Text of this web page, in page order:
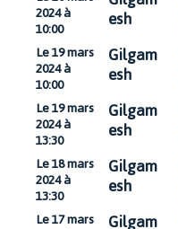
2024 à
10:00 esh
Le 19 mars
2024 à
10:00
Gilgam
esh
Le 19 mars
2024 à
13:30
Gilgam
esh
Le 18 mars
2024 à
13:30
Gilgam
esh
Le 17 mars Gilgam